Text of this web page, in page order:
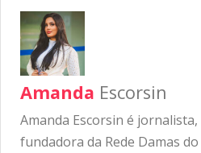
Amanda Escorsin
Amanda Escorsin é
fundadora da Rede Damas